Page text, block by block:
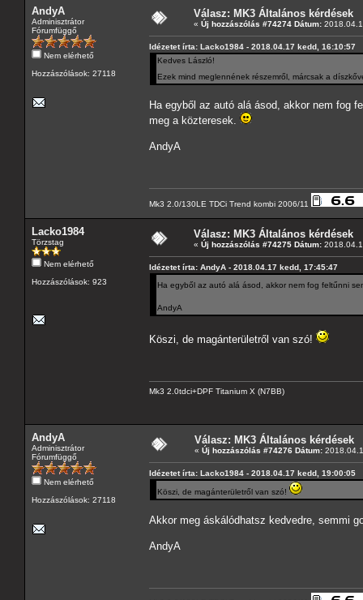
AndyA
Adminisztrátor
Fórumfüggő
Nem elérhető
Hozzászólások: 27118
Válasz: MK3 Általános kérdések
« Új hozzászólás #74274 Dátum:
Idézetet írta: Lacko1984 - 2018.04.17 kedd, 16:10:57
Kedves László!
Ezek mind meglennének részemről, márcsak a
Ha egyből az autó alá ásod, akkor nem fog
meg a közteresek.
AndyA
Mk3 2.0/130LE TDCi Trend kombi 2006/11
Lacko1984
Törzstag
Nem elérhető
Hozzászólások: 923
Válasz: MK3 Általános kérdések
« Új hozzászólás #74275 Dátum:
Idézetet írta: AndyA - 2018.04.17 kedd, 17:45:47
Ha egyből az autó alá ásod, akkor nem fog feltűnni
AndyA
Köszi, de magánterületről van szó!
Mk3 2.0tdci+DPF Titanium X (N7BB)
AndyA
Adminisztrátor
Fórumfüggő
Nem elérhető
Hozzászólások: 27118
Válasz: MK3 Általános kérdések
« Új hozzászólás #74276 Dátum:
Idézetet írta: Lacko1984 - 2018.04.17 kedd, 19:00:05
Köszi, de magánterületről van szó!
Akkor meg áskálódhatsz kedvedre, semmi
AndyA